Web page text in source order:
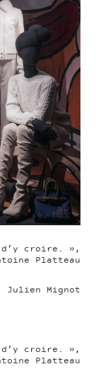
croire. »,
Platteau
Julien Mignot
croire. »,
Platteau